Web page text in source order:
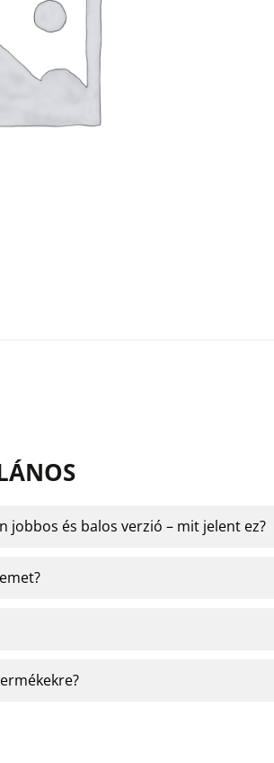
jobbos és balos verzió – mit jelent ez?